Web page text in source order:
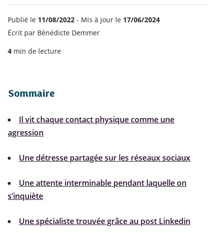
Publié le 11/08/2022 - Mis à jour le 17/06/2024
Écrit par Bénédicte Demmer
4 min de lecture
Sommaire
Il vit chaque contact physique comme une
agression
Une détresse partagée sur les réseaux sociaux
Une attente interminable pendant laquelle on
s’inquiète
Une spécialiste trouvée grâce au post Linkedin